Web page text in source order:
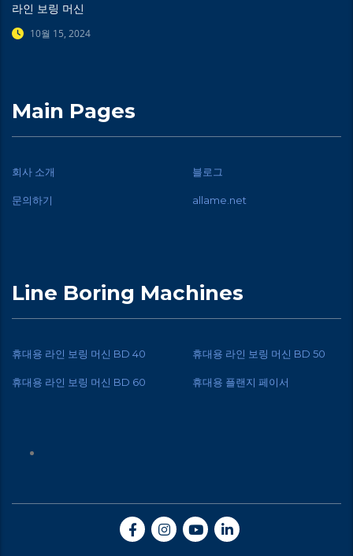
라인 보링 머신
10월 15, 2024
Main Pages
회사 소개 블로그
문의하기 allame.net
Line Boring Machines
휴대용 라인 보링 머신 BD 40 휴대용 라인 보링 머신 BD 50
휴대용 라인 보링 머신 BD 60 휴대용 플랜지 페이서